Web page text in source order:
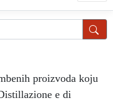
proizvoda koju
e di